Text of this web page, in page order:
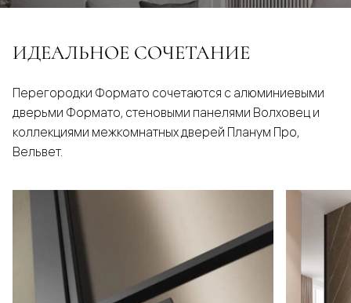
ИДЕАЛЬНОЕ СОЧЕТАНИЕ
Перегородки Формато сочетаются с алюминиевыми
дверьми Формато, стеновыми панелями Волховец и
коллекциями межкомнатных дверей Планум Про,
Вельвет.